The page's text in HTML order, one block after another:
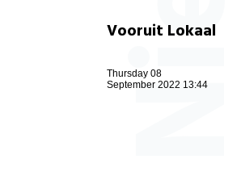
Vooruit Lokaal
Thursday 08
September 2022 13:44